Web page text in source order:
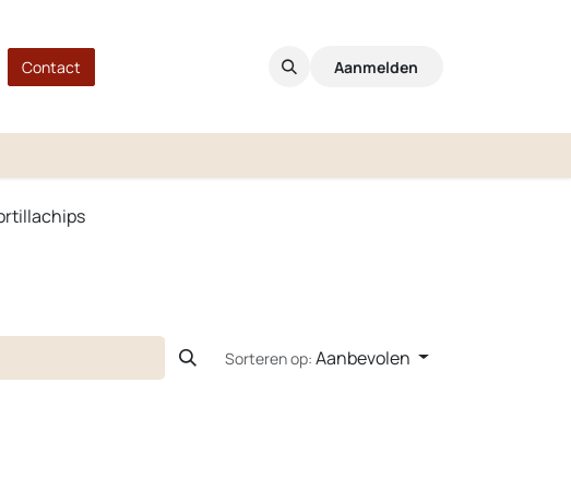
Contact Aanmelden
Sorteren op: Aanbevolen